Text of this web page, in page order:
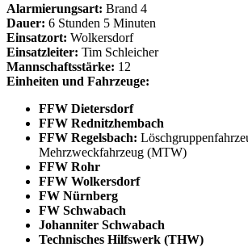
Alarmierungsart: Brand 4
Dauer: 6 Stunden 5 Minuten
Einsatzort: Wolkersdorf
Einsatzleiter: Tim Schleicher
Mannschaftsstärke: 12
Einheiten und Fahrzeuge:
FFW Dietersdorf
FFW Rednitzhembach
FFW Regelsbach:
Mehrzweckfahrzeug (MTW)
FFW Rohr
FFW Wolkersdorf
FW Nürnberg
FW Schwabach
Johanniter Schwabach
Technisches Hilfswerk (THW)